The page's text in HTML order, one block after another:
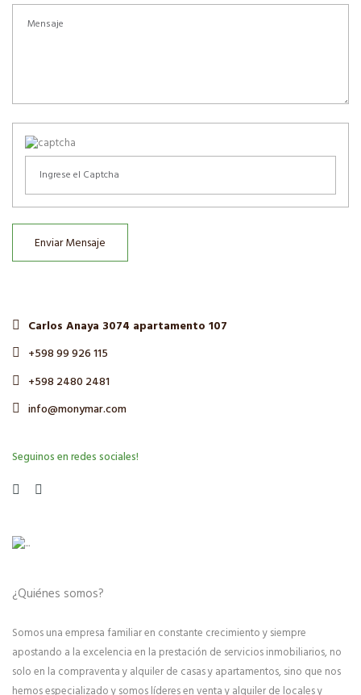
Enviar Mensaje
Carlos Anaya 3074 apartamento 107
+598 99 926 115
+598 2480 2481
info@monymar.com
Seguinos en redes sociales!
¿Quiénes somos?
Somos una empresa familiar en constante crecimiento y siempre
apostando a la excelencia en la prestación de servicios inmobiliarios, no
solo en la compraventa y alquiler de casas y apartamentos, sino que nos
hemos especializado y somos líderes en venta y alquiler de locales y